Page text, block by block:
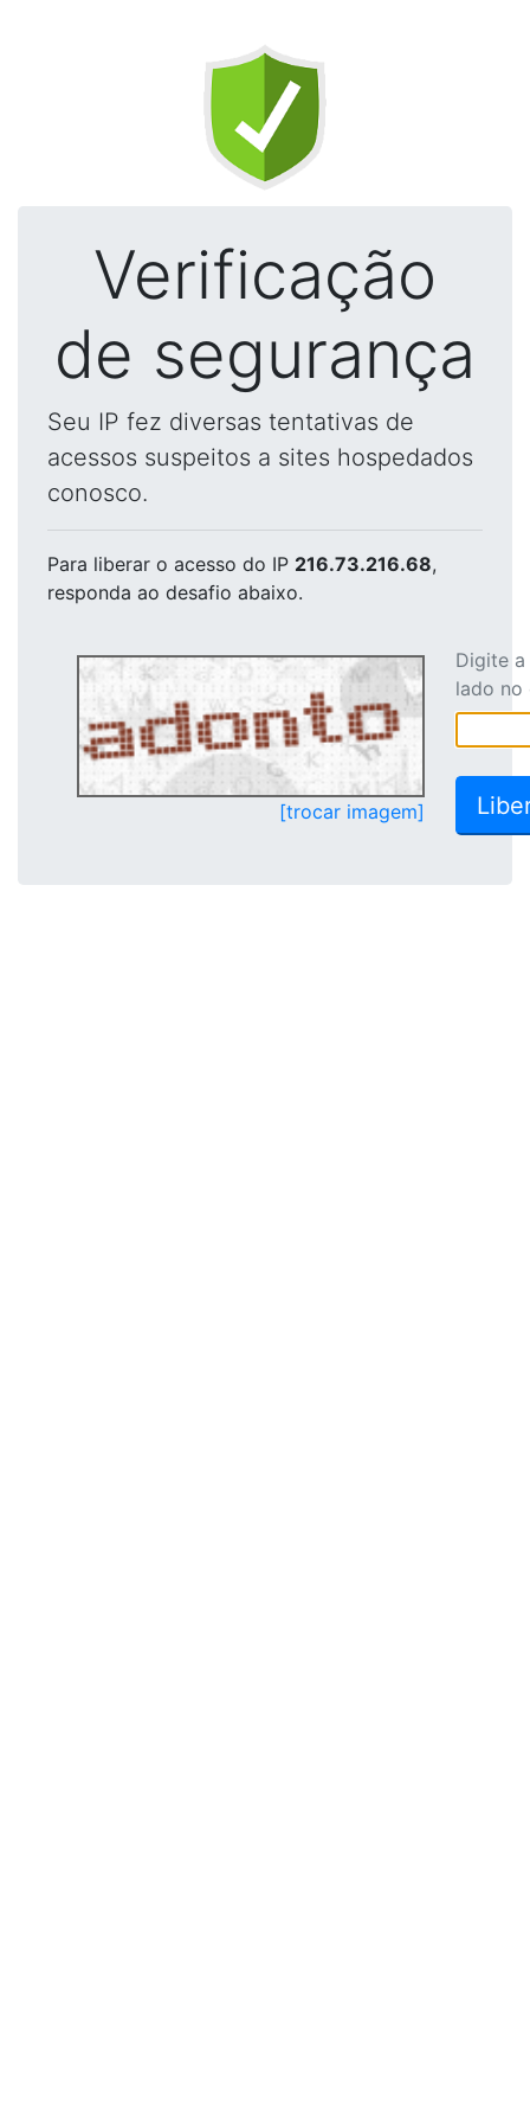
Verificação
de segurança
Seu IP fez diversas tentativas de
acessos suspeitos a sites hospedados
conosco.
Para liberar o acesso do IP 216.73.216.68,
responda ao desafio abaixo.
[trocar imagem]
Digite
lado no